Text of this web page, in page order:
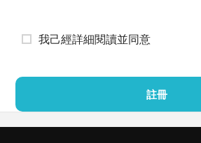
我己經詳細閱讀並同意
註冊